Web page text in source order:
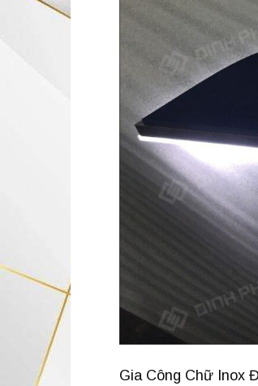
Gia Công Chữ Inox